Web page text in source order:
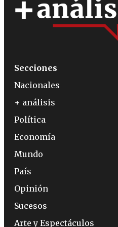
Secciones
Nacionales
+ análisis
Política
Economía
Mundo
País
Opinión
Sucesos
Arte y Espectáculos